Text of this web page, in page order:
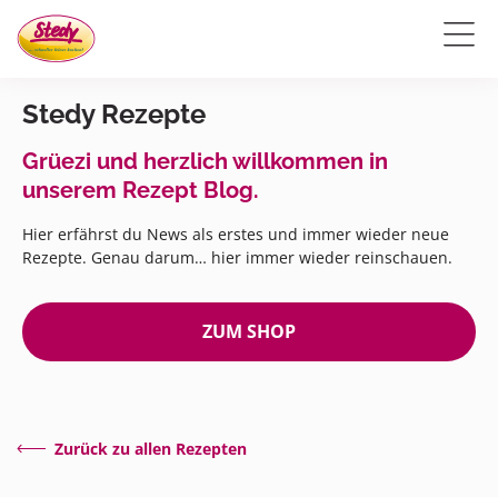
Stedy Rezepte
Grüezi und herzlich willkommen in
unserem Rezept Blog.
Hier erfährst du News als erstes und immer wieder neue
Rezepte. Genau darum… hier immer wieder reinschauen.
ZUM SHOP
Zurück zu allen Rezepten